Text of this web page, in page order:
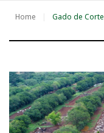
Home Gado de Corte
T
a
g